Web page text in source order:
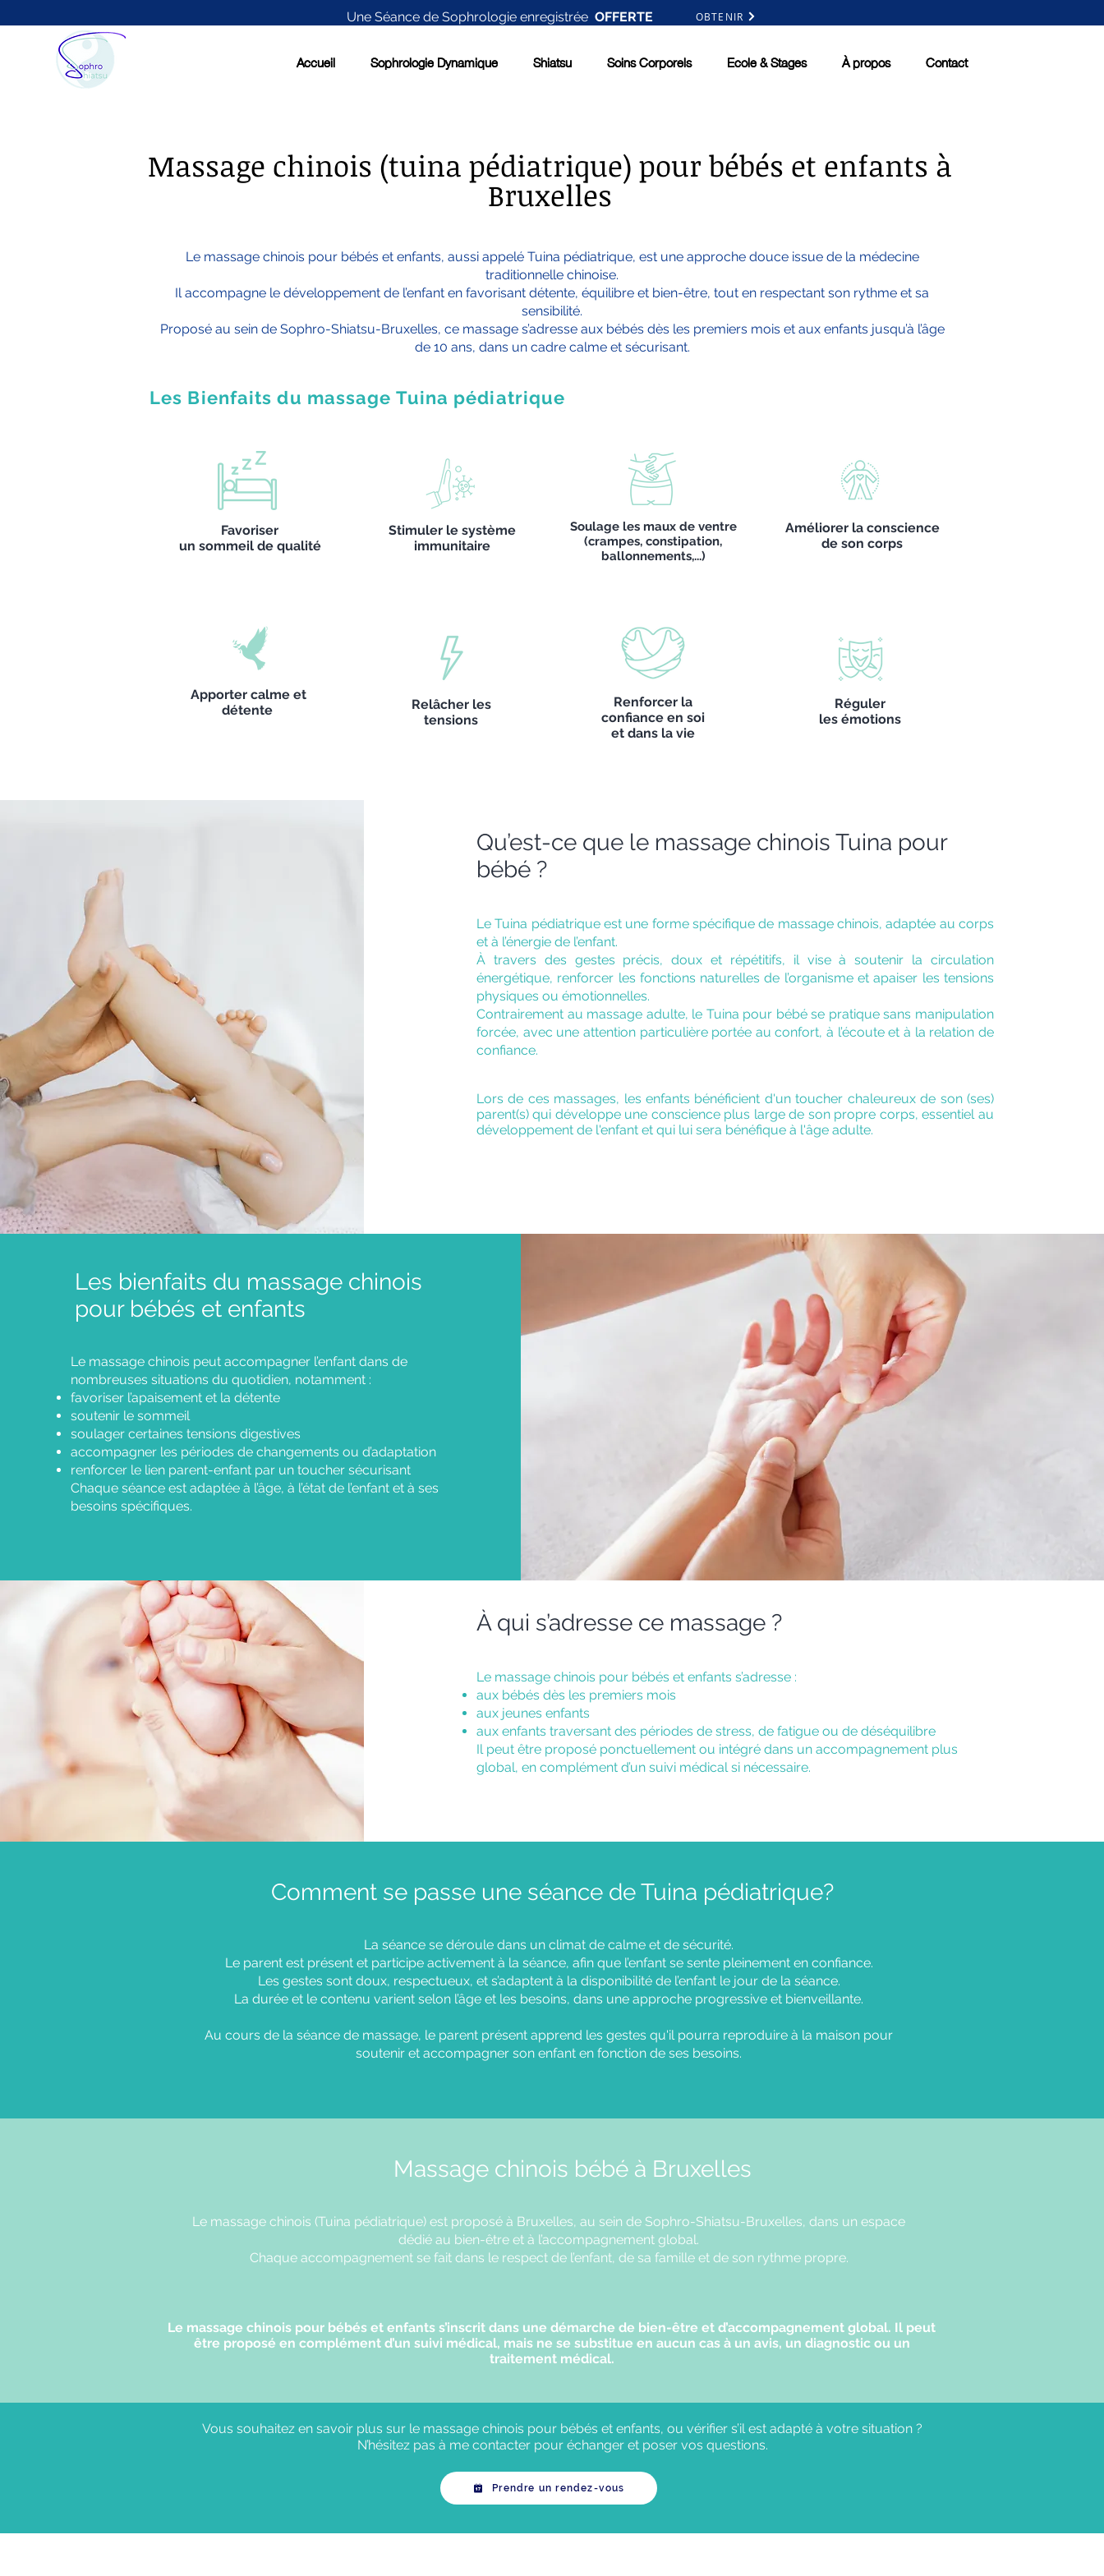
Une Séance de Sophrologie enregistrée OFFERTE OBTENIR
Accueil Sophrologie Dynamique Shiatsu Soins Corporels Ecole & Stages À propos Contact
Accueil Sophrologie Dynamique Shiatsu Soins Corporels Ecole & Stages À propos Contact
Massage chinois (tuina pédiatrique) pour bébés et enfants à
Bruxelles
Le massage chinois pour bébés et enfants, aussi appelé Tuina pédiatrique, est une approche douce issue de la médecine
traditionnelle chinoise.
Il accompagne le développement de l’enfant en favorisant détente, équilibre et bien-être, tout en respectant son rythme et sa
sensibilité.
Proposé au sein de Sophro-Shiatsu-Bruxelles, ce massage s’adresse aux bébés dès les premiers mois et aux enfants jusqu’à l’âge
de 10 ans, dans un cadre calme et sécurisant.
Les Bienfaits du massage Tuina pédiatrique
Favoriser
un sommeil de qualité
Stimuler le système
immunitaire
Soulage les maux de ventre
(crampes, constipation,
ballonnements,...)
Améliorer la conscience
de son corps
Apporter calme et
détente
Relâcher les
tensions
Renforcer la
confiance en soi
et dans la vie
Réguler
les émotions
Qu’est-ce que le massage chinois Tuina pour
bébé ?
Le Tuina pédiatrique est une forme spécifique de massage chinois, adaptée au corps
et à l’énergie de l’enfant.
À travers des gestes précis, doux et répétitifs, il vise à soutenir la circulation
énergétique, renforcer les fonctions naturelles de l’organisme et apaiser les tensions
physiques ou émotionnelles.
Contrairement au massage adulte, le Tuina pour bébé se pratique sans manipulation
forcée, avec une attention particulière portée au confort, à l’écoute et à la relation de
confiance.
Lors de ces massages, les enfants bénéficient d'un toucher chaleureux de son (ses)
parent(s) qui développe une conscience plus large de son propre corps, essentiel au
développement de l'enfant et qui lui sera bénéfique à l'âge adulte.
Les bienfaits du massage chinois
pour bébés et enfants
Le massage chinois peut accompagner l’enfant dans de
nombreuses situations du quotidien, notamment :
favoriser l’apaisement et la détente
soutenir le sommeil
soulager certaines tensions digestives
accompagner les périodes de changements ou d’adaptation
renforcer le lien parent-enfant par un toucher sécurisant
Chaque séance est adaptée à l’âge, à l’état de l’enfant et à ses
besoins spécifiques.
À qui s’adresse ce massage ?
Le massage chinois pour bébés et enfants s’adresse :
aux bébés dès les premiers mois
aux jeunes enfants
aux enfants traversant des périodes de stress, de fatigue ou de déséquilibre
Il peut être proposé ponctuellement ou intégré dans un accompagnement plus
global, en complément d’un suivi médical si nécessaire.
Comment se passe une séance de Tuina pédiatrique?
La séance se déroule dans un climat de calme et de sécurité.
Le parent est présent et participe activement à la séance, afin que l’enfant se sente pleinement en confiance.
Les gestes sont doux, respectueux, et s’adaptent à la disponibilité de l’enfant le jour de la séance.
La durée et le contenu varient selon l’âge et les besoins, dans une approche progressive et bienveillante.
Au cours de la séance de massage, le parent présent apprend les gestes qu'il pourra reproduire à la maison pour
soutenir et accompagner son enfant en fonction de ses besoins.
Massage chinois bébé à Bruxelles
Le massage chinois (Tuina pédiatrique) est proposé à Bruxelles, au sein de Sophro-Shiatsu-Bruxelles, dans un espace
dédié au bien-être et à l’accompagnement global.
Chaque accompagnement se fait dans le respect de l’enfant, de sa famille et de son rythme propre.
Le massage chinois pour bébés et enfants s’inscrit dans une démarche de bien-être et d’accompagnement global. Il peut
être proposé en complément d’un suivi médical, mais ne se substitue en aucun cas à un avis, un diagnostic ou un
traitement médical.
Vous souhaitez en savoir plus sur le massage chinois pour bébés et enfants, ou vérifier s’il est adapté à votre situation ?
N’hésitez pas à me contacter pour échanger et poser vos questions.
Prendre un rendez-vous